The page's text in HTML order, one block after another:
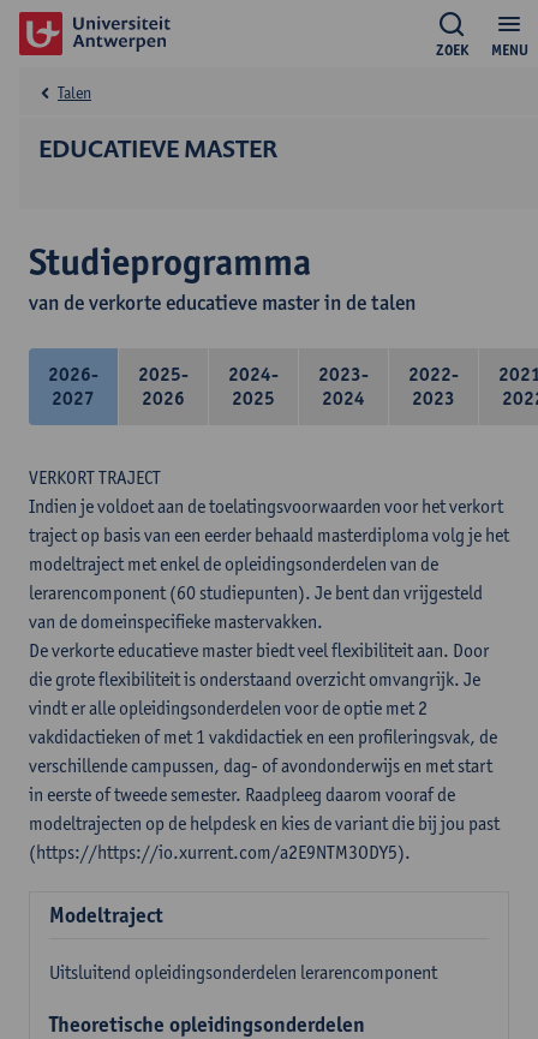
MENU
ZOEK
EDUCATIEVE MASTER
Talen
Studieprogramma
van de verkorte educatieve master in de talen
2026-
2027
2025-
2026
2024-
2025
2023-
2024
2022-
2023
VERKORT TRAJECT
Indien je voldoet aan de toelatingsvoorwaarden voor het verkort
traject op basis van een eerder behaald masterdiploma volg je het
modeltraject met enkel de opleidingsonderdelen van de
lerarencomponent (60 studiepunten). Je bent dan vrijgesteld
van de domeinspecifieke mastervakken.
De verkorte educatieve master biedt veel flexibiliteit aan. Door
die grote flexibiliteit is onderstaand overzicht omvangrijk. Je
vindt er alle opleidingsonderdelen voor de optie met 2
vakdidactieken of met 1 vakdidactiek en een profileringsvak, de
verschillende campussen, dag- of avondonderwijs en met start
in eerste of tweede semester. Raadpleeg daarom vooraf de
modeltrajecten op de helpdesk en kies de variant die bij jou past
(https://https://io.xurrent.com/a2E9NTM3ODY5).
Modeltraject
Uitsluitend opleidingsonderdelen lerarencomponent
Theoretische opleidingsonderdelen